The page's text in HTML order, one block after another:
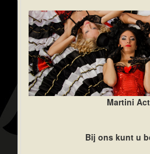
Martini
Bij ons kunt u